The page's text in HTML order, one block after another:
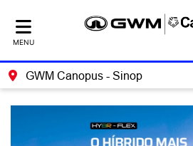
MENU
GWM Canopus - Sinop